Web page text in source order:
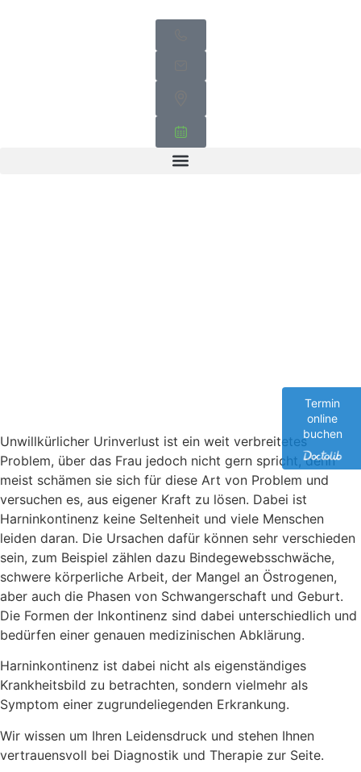
Unwillkürlicher Urinverlust ist ein weit verbreitetes
Problem, über das Frau jedoch nicht gern spricht, denn
meist schämen sie sich für diese Art von Problem und
versuchen es, aus eigener Kraft zu lösen. Dabei ist
Harninkontinenz keine Seltenheit und viele Menschen
leiden daran. Die Ursachen dafür können sehr verschieden
sein, zum Beispiel zählen dazu Bindegewebsschwäche,
schwere körperliche Arbeit, der Mangel an Östrogenen,
aber auch die Phasen von Schwangerschaft und Geburt.
Die Formen der Inkontinenz sind dabei unterschiedlich und
bedürfen einer genauen medizinischen Abklärung.
Harninkontinenz ist dabei nicht als eigenständiges
Krankheitsbild zu betrachten, sondern vielmehr als
Symptom einer zugrundeliegenden Erkrankung.
Wir wissen um Ihren Leidensdruck und stehen Ihnen
vertrauensvoll bei Diagnostik und Therapie zur Seite.
Termin
online
buchen